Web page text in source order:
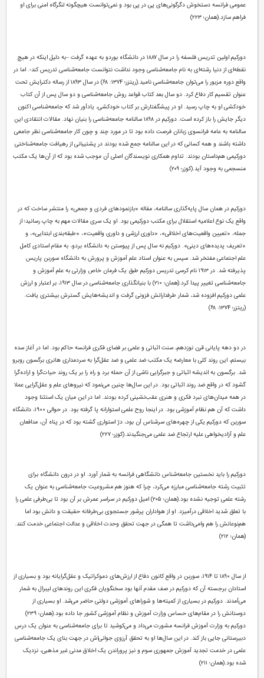
عمومی فرانسه دستخوش دگرگونی‌های پی در پی بود و نمی‌توانست هیچگونه لنگرگاه امنی برای او
فراهم سازد.(همان؛ ۲۲۳)
دورکیم اولین تدریس فلسفه را در سال ۱۸۸۷ در دانشگاه بوردو به عهده گرفت –به دلیل اینکه در هیچ
نقطه‌ای از دنیا رشته‌ای به نام جامعه‌شناسی وجود نداشت نتوانست جامعه‌شناسی تدریس کند-. اما در
واقع دوره مزبور را می‌توان جامعه‌شناسی نامید.(ریتزر؛ ۱۳۷۴: ۶۸) در سال ۱۸۹۳ از رساله دکترایش تحت
عنوان تقسیم کار دفاع کرد. دو سال بعد کتاب قواعد روش جامعه‌شناسی و دو سال پس از آن کتاب
خودکشی او به چاپ رسید. او در پیشگفتارش بر کتاب خودکشی، یادآور شد که جامعه‌شناسی اکنون
دیگر جایش را باز کرده است. دورکیم در ۱۸۹۸ سالنامه جامعه‌شناسی را بنیان نهاد. مقالات انتقادی این
سالنامه به عامه فرانسوی زبانان فرصت داده بود تا در مورد چند و چون کار جامعه‌شناسی نظر جامعی
داشته باشند و همه کسانی که در این سالنامه جمع شده بودند در پشتیبانی از رهیافت جامعه‌شناختی
دورکیمی هم‌داستان بودند. تداوم همکاری نویسندگان اصلی آن موجب شده بود که از آن‌ها یک مکتب
منسجمی به وجود آید.(کوزر؛ ۲۰۹)
دورکیم در همان سال پایه‌گذاری سالنامه، مقاله «بازنمودهای فردی و جمعی» را منتشر ساخت که در
واقع یک نوع اعلامیه استقلال برای مکتب دورکیمی بود. او یک سری مقالات مهم به چاپ رسانید؛ از
جمله، «تعیین واقعیت‌های اخلاقی»، «داوری ارزشی و داوری واقعیت»، «طبقه‌بندی ابتدایی»، و
«تعریف پدیده‌های دینی». دورکیم نه سال پس از پیوستن به دانشگاه بردو، به مقام استادی کامل
علم اجتماعی مفتخر شد. سپس به عنوان استاد علم آموزش و پرورش به دانشگاه سوربن پاریس
پذیرفته شد. در ۱۹۱۳ نام کرسی تدریس دورکیم طبق یک فرمان خاص وزارتی به علم آموزش و
جامعه‌شناسی تغییر پیدا کرد.(همان؛ ۲۱۰) با بنیانگذاری جامعه‌شناسی در سال ۱۹۱۳، بر اعتبار و ارزش
علمی دورکیم افزوده شد، شمار طرفدارانش فزونی گرفت و اندیشه‌هایش گسترش بیشتری یافت.
(ریتزر؛ ۱۳۷۴: ۶۸)
در دو دهه پایانی قرن نوزدهم، سنت اثباتی و علمی بر فضای فکری فرانسه حاکم بود. اما در آغاز سده
بیستم، این روند کلی با معارضه یک مکتب ضد علمی و ضد عقل‌گرا به سردمداری هانری برگسون روبرو
شد. برگسون به اندیشه اثباتی و جبرگرایی ناشی از آن حمله برد و راه را بر یک روند حیات‌گرا و اراده‌گرا
گشود که در واقع ضد روند اثباتی بود. در این سال‌ها چنین می‌نمود که نیروهای علم و عقل‌گرایی عملا
در همه میدان‌های نبرد فکری و هنری عقب‌نشینی کرده بودند. اما در این میان یک استثنا وجود
داشت که آن هم نظام آموزشی بود. در اینجا روح علمی استوارانه پا گرفته بود. در حوالی ۱۹۰۰، دانشگاه
سوربن که دورکیم یکی از چهره‌های سرشناس آن بود، دژ استواری گشته بود که در پناه آن، مدافعان
علم و آزادیخواهی علیه ارتجاع ضد علمی می‌جنگیدند.(کوزر؛ ۲۲۷)
دورکیم را باید نخستین جامعه‌شناس دانشگاهی فرانسه به شمار آورد. او در درون دانشگاه برای
تثبیت رشته جامعه‌شناسی مبارزه می‌کرد، چرا که هنوز هم مشروعیت جامعه‌شناسی به عنوان یک
رشته علمی توجیه نشده بود.(همان؛ ۲۰۵) امیل دورکیم در سراسر عمرش بر آن بود تا بی‌طرفی علمی را
با تعلق شدید اخلاقی درآمیزد. او از هواداران پرشور جستجوی بی‌طرفانه حقیقت و دانش بود اما
هم‌نوعانش را هم وامی‌داشت تا همگی در جهت تحقق وحدت اخلاقی و عدالت اجتماعی خدمت کنند.
(همان؛ ۲۱۲)
از سال ۱۸۹۰ تا ۱۹۱۴، سوربن در واقع کانون دفاع از ارزش‌های دموکراتیک و عقل‌گرایانه بود و بسیاری از
استادان برجسته آن که دورکیم در صف مقدم آنها بود سخنگویان فکری این روند‌های لیبرال به شمار
می‌آمدند. دورکیم در بسیاری از کمیته‌ها و شوراهای آموزشی دولتی حاضر می‌شد. او بسیاری از
دوستانش را در مقام‌های حساس وزارت آموزش و نظام آموزشی کشور جا داده بود.(همان؛ ۲۳۹)
دورکیم به وزارت آموزش فرانسه مشورت می‌داد و می‌کوشید تا برای جامعه‌شناسی به عنوان یک درس
دبیرستانی جایی باز کند. در این سال‌ها او به تحقق آرزوی جوانی‌اش در جهت بنای یک جامعه‌شناسی
علمی در خدمت تجدید آموزش جمهوری سوم و نیز پروراندن یک اخلاق مدنی غیر مذهبی، نزدیک
شده بود.(همان؛ ۲۱۱)